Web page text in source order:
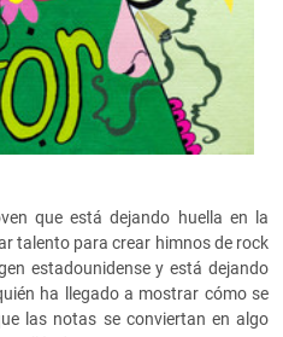
que está dejando huella en la
talento para crear himnos de rock
estadounidense y está dejando
ha llegado a mostrar cómo se
las notas se conviertan en algo